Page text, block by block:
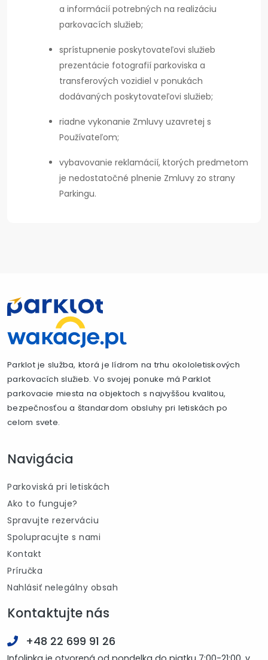
a informácií potrebných na realizáciu
parkovacích služieb;
sprístupnenie poskytovateľovi služieb
prezentácie fotografií parkoviska a
transferových vozidiel v ponukách
dodávaných poskytovateľovi služieb;
riadne vykonanie Zmluvy uzavretej s
Používateľom;
vybavovanie reklamácií, ktorých predmetom
je nedostatočné plnenie Zmluvy zo strany
Parkingu.
Parklot je služba, ktorá je lídrom na trhu okololetiskových
parkovacích služieb. Vo svojej ponuke má Parklot
parkovacie miesta na objektoch s najvyššou kvalitou,
bezpečnosťou a štandardom obsluhy pri letiskách po
celom svete.
Navigácia
Parkoviská pri letiskách
Ako to funguje?
Spravujte rezerváciu
Spolupracujte s nami
Kontakt
Príručka
Nahlásiť nelegálny obsah
Kontaktujte nás
+48 22 699 91 26